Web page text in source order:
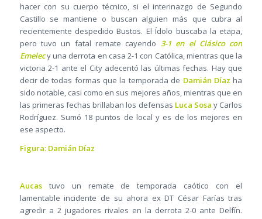
hacer con su cuerpo técnico, si el interinazgo de Segundo
Castillo se mantiene o buscan alguien más que cubra al
recientemente despedido Bustos. El Ídolo buscaba la etapa,
pero tuvo un fatal remate cayendo 3-1 en el Clásico con
Emelecy una derrota en casa 2-1 con Católica, mientras que la
victoria 2-1 ante el City adecentó las últimas fechas. Hay que
decir de todas formas que la temporada de Damián Díaz ha
sido notable, casi como en sus mejores años, mientras que en
las primeras fechas brillaban los defensas Luca Sosa y Carlos
Rodríguez. Sumó 18 puntos de local y es de los mejores en
ese aspecto.
Figura: Damián Díaz
Aucastuvo un remate de temporada caótico con el
lamentable incidente de su ahora ex DT César Farías tras
agredir a 2 jugadores rivales en la derrota 2-0 ante Delfín.